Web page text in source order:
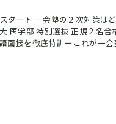
タート 一会塾の２次対策は
医学部 特別選抜 正規２名合
面接を徹底特訓ーこれが一会